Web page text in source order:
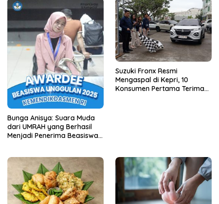
Bunga Anisya: Suara Muda
dari UMRAH yang Berhasil
Menjadi Penerima Beasiswa
Suzuki Fronx Resmi
Mengaspal di Kepri, 10
Konsumen Pertama Terima